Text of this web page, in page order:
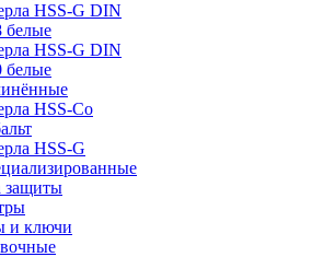
HSS-G DIN
белые
HSS-G DIN
белые
HSS-Co
HSS-G
защиты
и ключи